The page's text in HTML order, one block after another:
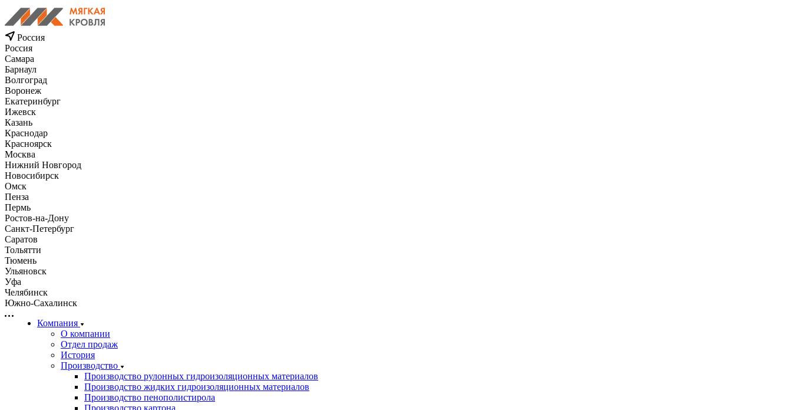
Россия
Россия
Самара
Барнаул
Волгоград
Воронеж
Екатеринбург
Ижевск
Казань
Краснодар
Красноярск
Москва
Нижний Новгород
Новосибирск
Омск
Пенза
Пермь
Ростов-на-Дону
Санкт-Петербург
Саратов
Тольятти
Тюмень
Ульяновск
Уфа
Челябинск
Южно-Сахалинск
Компания
О компании
Отдел продаж
История
Производство
Производство рулонных гидроизоляционных материалов
Производство жидких гидроизоляционных материалов
Производство пенополистирола
Производство картона